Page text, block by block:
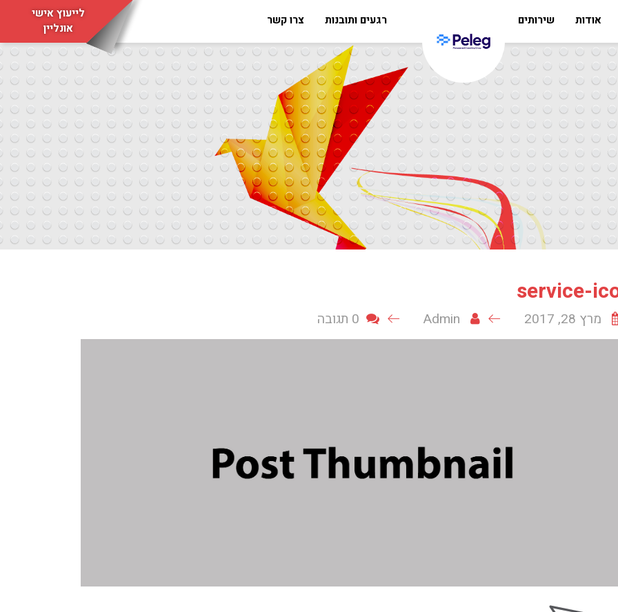
לייעוץ אישי
אונליין
אודות שירותים רגעים ותובנות צרו קשר
service-
מרץ 28, 2017 0 תגובה